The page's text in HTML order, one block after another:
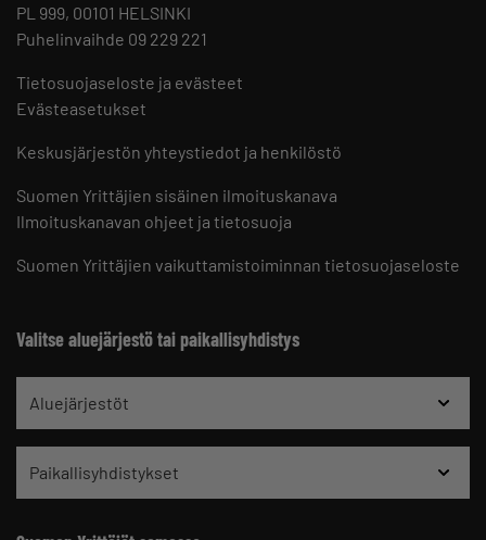
PL 999, 00101 HELSINKI
Puhelinvaihde 09 229 221
Tietosuojaseloste ja evästeet
Evästeasetukset
Keskusjärjestön yhteystiedot ja henkilöstö
Suomen Yrittäjien sisäinen ilmoituskanava
Ilmoituskanavan ohjeet ja tietosuoja
Suomen Yrittäjien vaikuttamistoiminnan tietosuojaseloste
Valitse aluejärjestö tai paikallisyhdistys
Aluejärjestöt
Paikallisyhdistykset